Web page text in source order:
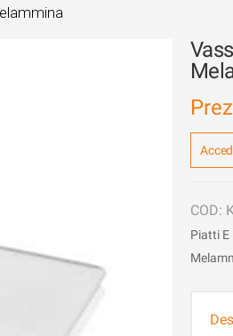
Piatti E